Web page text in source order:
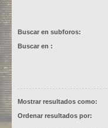
Buscar en subforos:
Buscar en :
Mostrar resultados como:
Ordenar resultados por: